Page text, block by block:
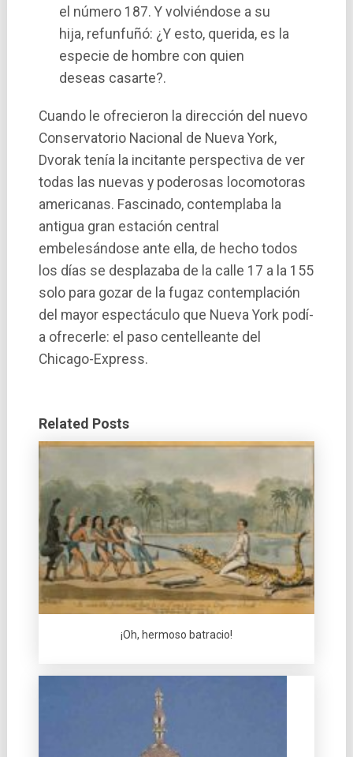
el número 187. Y volviéndose a su
hija, refunfuñó: ¿Y esto, querida, es la
especie de hombre con quien
deseas casarte?.
Cuando le ofrecieron la dirección del nuevo
Conservatorio Nacional de Nueva York,
Dvorak tení­a la incitante perspectiva de ver
todas las nuevas y poderosas locomotoras
americanas. Fascinado, contemplaba la
antigua gran estación central
embelesándose ante ella, de hecho todos
los dí­as se desplazaba de la calle 17 a la 155
solo para gozar de la fugaz contemplación
del mayor espectáculo que Nueva York podí­
a ofrecerle: el paso centelleante del
Chicago-Express.
Related Posts
¡Oh, hermoso batracio!